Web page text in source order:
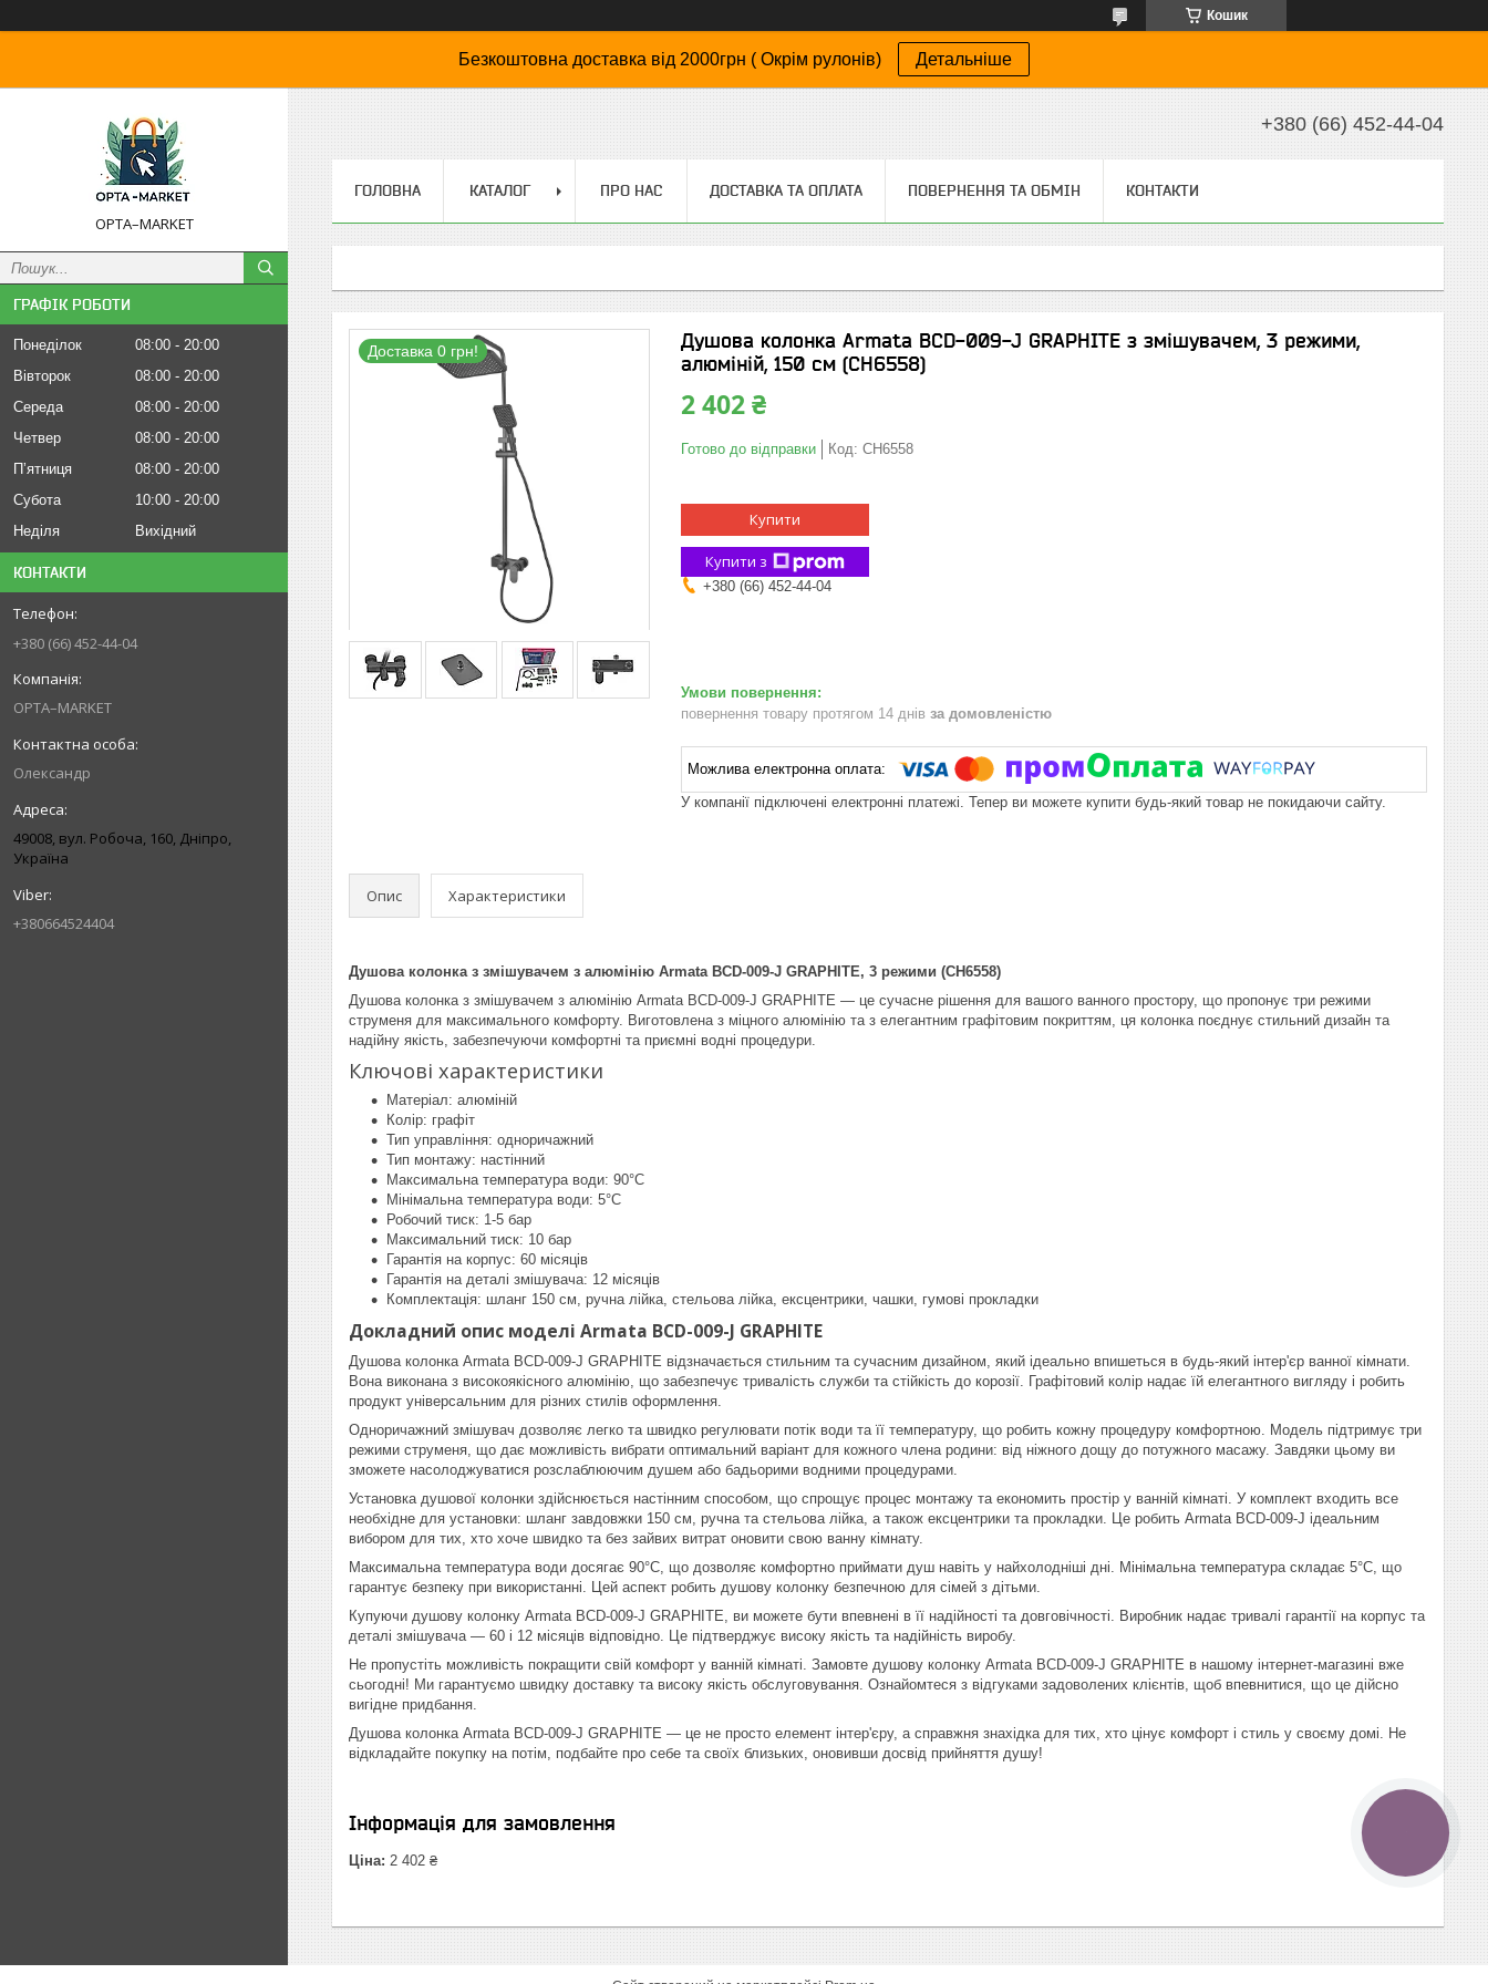
Кошик
Безкоштовна доставка від 2000грн ( Окрім рулонів) Детальніше
OPTA–MARKET
ГРАФІК РОБОТИ
Понеділок 08:00
20:00
Вівторок
08:00
20:00
Середа
08:00
20:00
Четвер
08:00
20:00
Пʼятниця
08:00
20:00
Субота
10:00
20:00
Неділя
Вихідний
КОНТАКТИ
+380 (66) 452-44-04
OPTA–MARKET
Олександр
49008, вул. Робоча, 160, Дніпро,
Україна
+380664524404
+380 (66) 452-44-04
ГОЛОВНА КАТАЛОГ ПРО НАС ДОСТАВКА ТА ОПЛАТА ПОВЕРНЕННЯ ТА ОБМІН КОНТАКТИ
Доставка 0 грн!
Душова колонка Armata BCD-009-J GRAPHITE з змішувачем, 3 режими,
алюміній, 150 см (CH6558)
2 402 ₴
Готово до відправки Код: CH6558
Купити
Купити з
+380 (66) 452-44-04
повернення товару протягом 14 днів за домовленістю
У компанії підключені електронні платежі. Тепер ви можете купити будь-який товар не покидаючи сайту.
Опис Характеристики
Душова колонка з змішувачем з алюмінію Armata BCD-009-J GRAPHITE, 3 режими (CH6558)
Душова колонка з змішувачем з алюмінію Armata BCD-009-J GRAPHITE — це сучасне рішення для вашого ванного простору, що пропонує три режими
струменя для максимального комфорту. Виготовлена з міцного алюмінію та з елегантним графітовим покриттям, ця колонка поєднує стильний дизайн та
надійну якість, забезпечуючи комфортні та приємні водні процедури.
Ключові характеристики
Матеріал: алюміній
Колір: графіт
Тип управління: одноричажний
Тип монтажу: настінний
Максимальна температура води: 90°C
Мінімальна температура води: 5°C
Робочий тиск: 1-5 бар
Максимальний тиск: 10 бар
Гарантія на корпус: 60 місяців
Гарантія на деталі змішувача: 12 місяців
Комплектація: шланг 150 см, ручна лійка, стельова лійка, ексцентрики, чашки, гумові прокладки
Докладний опис моделі Armata BCD-009-J GRAPHITE
Душова колонка Armata BCD-009-J GRAPHITE відзначається стильним та сучасним дизайном, який ідеально впишеться в будь-який інтер'єр ванної кімнати.
Вона виконана з високоякісного алюмінію, що забезпечує тривалість служби та стійкість до корозії. Графітовий колір надає їй елегантного вигляду і робить
продукт універсальним для різних стилів оформлення.
Одноричажний змішувач дозволяє легко та швидко регулювати потік води та її температуру, що робить кожну процедуру комфортною. Модель підтримує три
режими струменя, що дає можливість вибрати оптимальний варіант для кожного члена родини: від ніжного дощу до потужного масажу. Завдяки цьому ви
зможете насолоджуватися розслаблюючим душем або бадьорими водними процедурами.
Установка душової колонки здійснюється настінним способом, що спрощує процес монтажу та економить простір у ванній кімнаті. У комплект входить все
необхідне для установки: шланг завдовжки 150 см, ручна та стельова лійка, а також ексцентрики та прокладки. Це робить Armata BCD-009-J ідеальним
вибором для тих, хто хоче швидко та без зайвих витрат оновити свою ванну кімнату.
Максимальна температура води досягає 90°C, що дозволяє комфортно приймати душ навіть у найхолодніші дні. Мінімальна температура складає 5°C, що
гарантує безпеку при використанні. Цей аспект робить душову колонку безпечною для сімей з дітьми.
Купуючи душову колонку Armata BCD-009-J GRAPHITE, ви можете бути впевнені в її надійності та довговічності. Виробник надає тривалі гарантії на корпус та
деталі змішувача — 60 і 12 місяців відповідно. Це підтверджує високу якість та надійність виробу.
Не пропустіть можливість покращити свій комфорт у ванній кімнаті. Замовте душову колонку Armata BCD-009-J GRAPHITE в нашому інтернет-магазині вже
сьогодні! Ми гарантуємо швидку доставку та високу якість обслуговування. Ознайомтеся з відгуками задоволених клієнтів, щоб впевнитися, що це дійсно
вигідне придбання.
Душова колонка Armata BCD-009-J GRAPHITE — це не просто елемент інтер'єру, а справжня знахідка для тих, хто цінує комфорт і стиль у своєму домі. Не
відкладайте покупку на потім, подбайте про себе та своїх близьких, оновивши досвід прийняття душу!
Інформація для замовлення
Ціна: 2 402 ₴